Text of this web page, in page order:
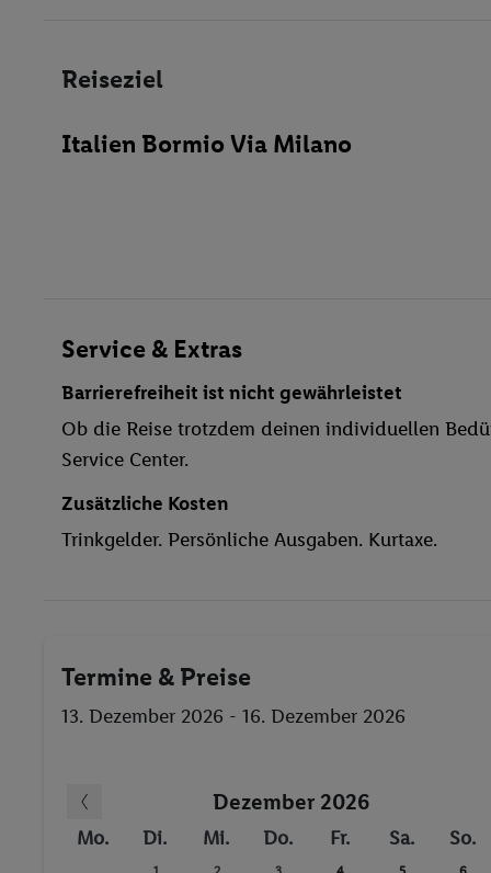
Geldwechsel
Empfangshalle
Bar(s)
Wäscheservice
Parkplatz
Miniclub
TV-Raum
Haustiere
Aufzug
Sauna
Dampfbad
Fahrrad/Mountainbike
Animationsprogramm
Tennis
Reiseziel
Italien Bormio Via Milano
Service & Extras
Barrierefreiheit ist nicht gewährleistet
Ob die Reise trotzdem deinen individuellen
Service Center.
Zusätzliche Kosten
Trinkgelder. Persönliche Ausgaben. Kurtaxe.
Termine & Preise
13. Dezember 2026 - 16. Dezember 2026
Dezember 2026
Mo. Di. Mi. Do. Fr. Sa. So.